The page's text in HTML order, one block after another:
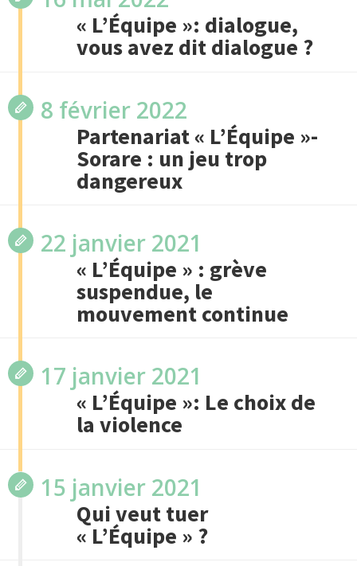
« L’Équipe »: dialogue,
vous avez dit dialogue ?
8 février 2022
Partenariat « L’Équipe »-
Sorare : un jeu trop
dangereux
22 janvier 2021
« L’Équipe » : grève
suspendue, le
mouvement continue
17 janvier 2021
« L’Équipe »: Le choix de
la violence
15 janvier 2021
Qui veut tuer
« L’Équipe » ?